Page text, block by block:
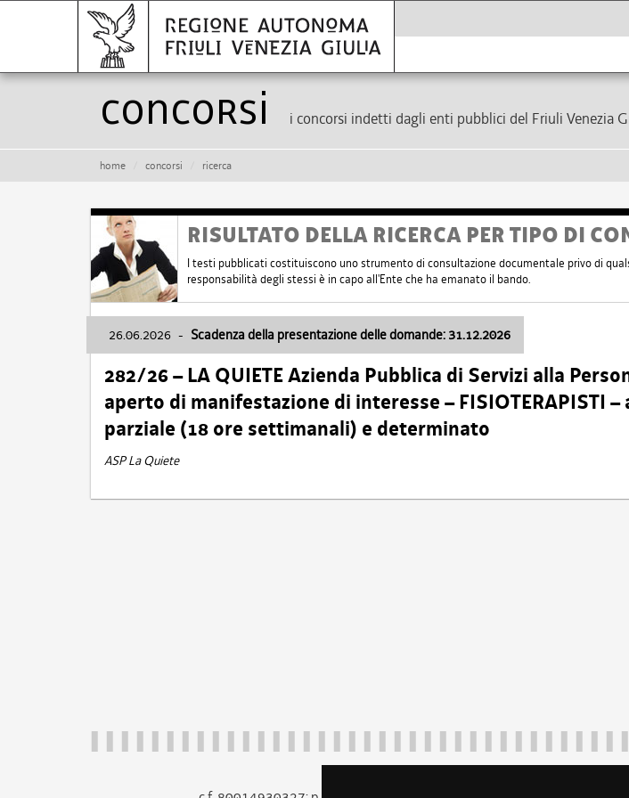
Concorsi i concorsi indetti dagli enti pubblici del Friuli Venezia
home concorsi ricerca
RISULTATO DELLA RICERCA PER TIPO DI
I testi pubblicati costituiscono uno strumento di consultazione documentale privo di
responsabilità degli stessi è in capo all'Ente che ha emanato il bando.
26.06.2026 - Scadenza della presentazione delle domande: 31.12.2026
282/26 – LA QUIETE Azienda Pubblica di Servizi alla
aperto di manifestazione di interesse – FISIOTERAPISTI –
parziale (18 ore settimanali) e determinato
ASP La Quiete